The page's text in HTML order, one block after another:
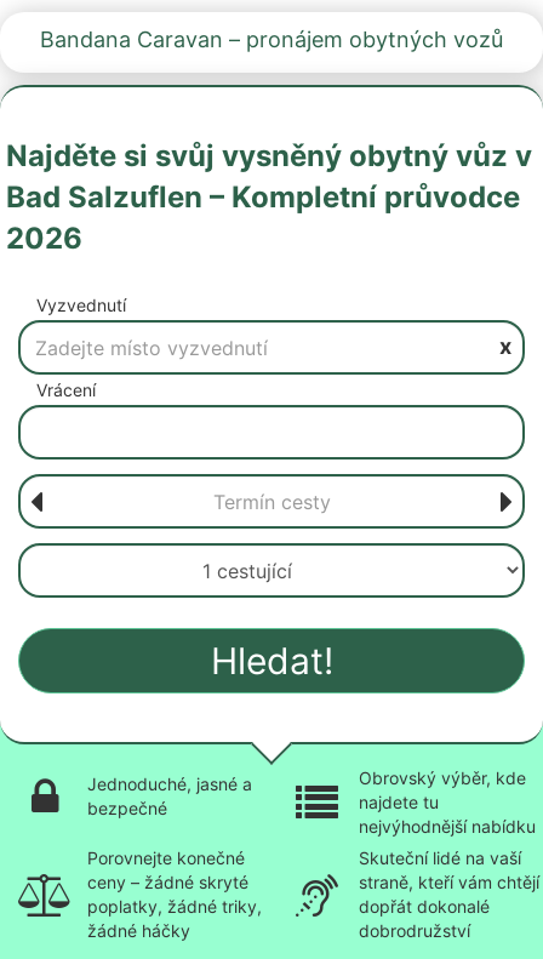
Bandana Caravan – pronájem obytných vozů
Najděte si svůj vysněný obytný vůz v
Bad Salzuflen – Kompletní průvodce
2026
Vyzvednutí
x
Vrácení
Hledat!
Jednoduché, jasné a
bezpečné
Obrovský výběr, kde
najdete tu
nejvýhodnější nabídku
Porovnejte konečné
ceny – žádné skryté
poplatky, žádné triky,
žádné háčky
Skuteční lidé na vaší
straně, kteří vám chtějí
dopřát dokonalé
dobrodružství